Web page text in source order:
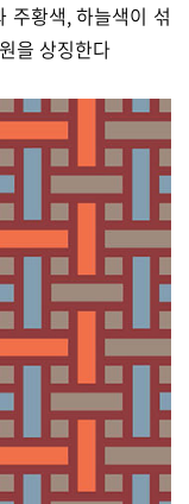
주황색, 하늘색이 섞
을 상징한다